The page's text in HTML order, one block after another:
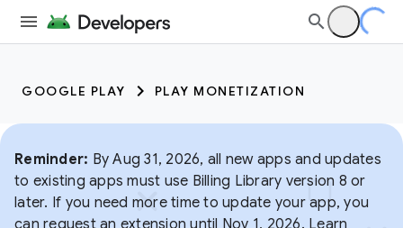
GOOGLE PLAY PLAY MONETIZATION
Reminder: By Aug 31, 2026, all new apps and updates
to existing apps must use Billing Library version 8 or
later. If you need more time to update your app, you
can request an extension until Nov 1, 2026. Learn